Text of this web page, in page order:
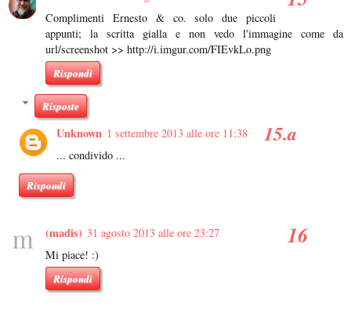
Complimenti Ernesto & co. solo due piccoli
appunti; la scritta gialla e non vedo l'immagine come da
url/screenshot >> http://i.imgur.com/FIEvkLo.png
Rispondi
Risposte
Unknown 1 settembre 2013 alle ore 11:38
... condivido ...
Rispondi
(madis) 31 agosto 2013 alle ore 23:27
Mi piace! :)
Rispondi